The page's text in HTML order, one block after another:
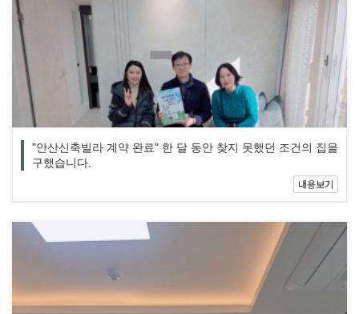
"안산신축빌라 계약 완료" 한 달 동안 찾지 못했던 조건의 집을
구했습니다.
내용보기